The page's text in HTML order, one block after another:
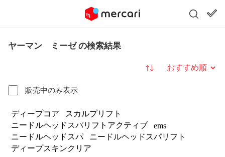
ヤーマン ミーゼ の検索結果
販売中のみ表示
並び替え
ディープコア
スカルプリフト
ニードルヘッドスパリフトアクティブ
ems
ニードルヘッドスパ
ニードルヘッドスパリフト
ディープスキンクリア